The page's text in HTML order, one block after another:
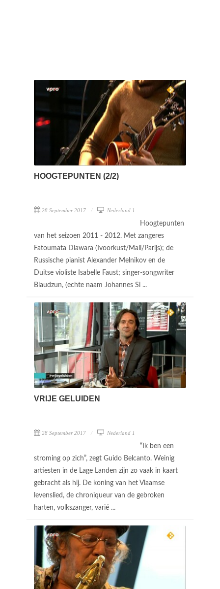
HOOGTEPUNTEN (2/2)
28 September 2017 Nederland 1
Hoogtepunten
van het seizoen 2011 - 2012. Met zangeres
Fatoumata Diawara (Ivoorkust/Mali/Parijs); de
Russische pianist Alexander Melnikov en de
Duitse violiste Isabelle Faust; singer-songwriter
Blaudzun, (echte naam Johannes Si ...
VRIJE GELUIDEN
28 September 2017 Nederland 1
“Ik ben een
stroming op zich”, zegt Guido Belcanto. Weinig
artiesten in de Lage Landen zijn zo vaak in kaart
gebracht als hij. De koning van het Vlaamse
levenslied, de chroniqueur van de gebroken
harten, volkszanger, varié ...